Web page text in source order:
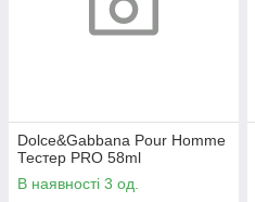
Dolce&Gabbana Pour Homme
Тестер PRO 58ml
В наявності 3 од.